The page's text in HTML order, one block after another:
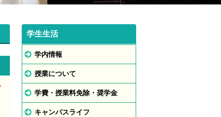
学生生活
学内情報
授業について
学費・授業料免除・奨学金
キャンパスライフ